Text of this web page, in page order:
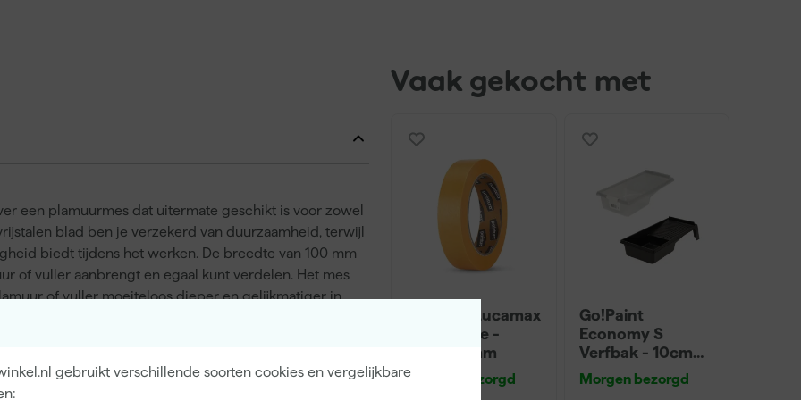
gebruikt verschillende soorten cookies en vergelijkbare
een plamuurmes dat uitermate geschikt is voor zowel
blad ben je verzekerd van duurzaamheid, terwijl
biedt tijdens het werken. De breedte van 100 mm
of vuller aanbrengt en egaal kunt verdelen. Het mes
of vuller moeiteloos dieper en gelijkmatiger in
wordt het oppervlak optimaal gevuld. Of je nu werkt
dit plamuurmes ondersteunt je bij elke stap.
Vaak gekocht met
Paintura Lucamax
Washi tape -
50mx24mm
Morgen bezorgd
Go!Paint
Economy S
Verfbak - 10cm
Roller - 15 x 32 cm
+ 5 inzetbakken
Morgen bezorgd